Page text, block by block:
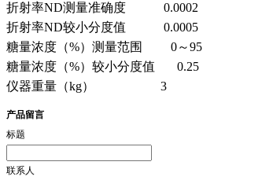
折射率ND测量准确度 0.0002
折射率ND较小分度值 0.0005
糖量浓度（%）测量范围 0～95
糖量浓度（%）较小分度值 0.25
仪器重量（kg） 3
产品留言
标题
联系人